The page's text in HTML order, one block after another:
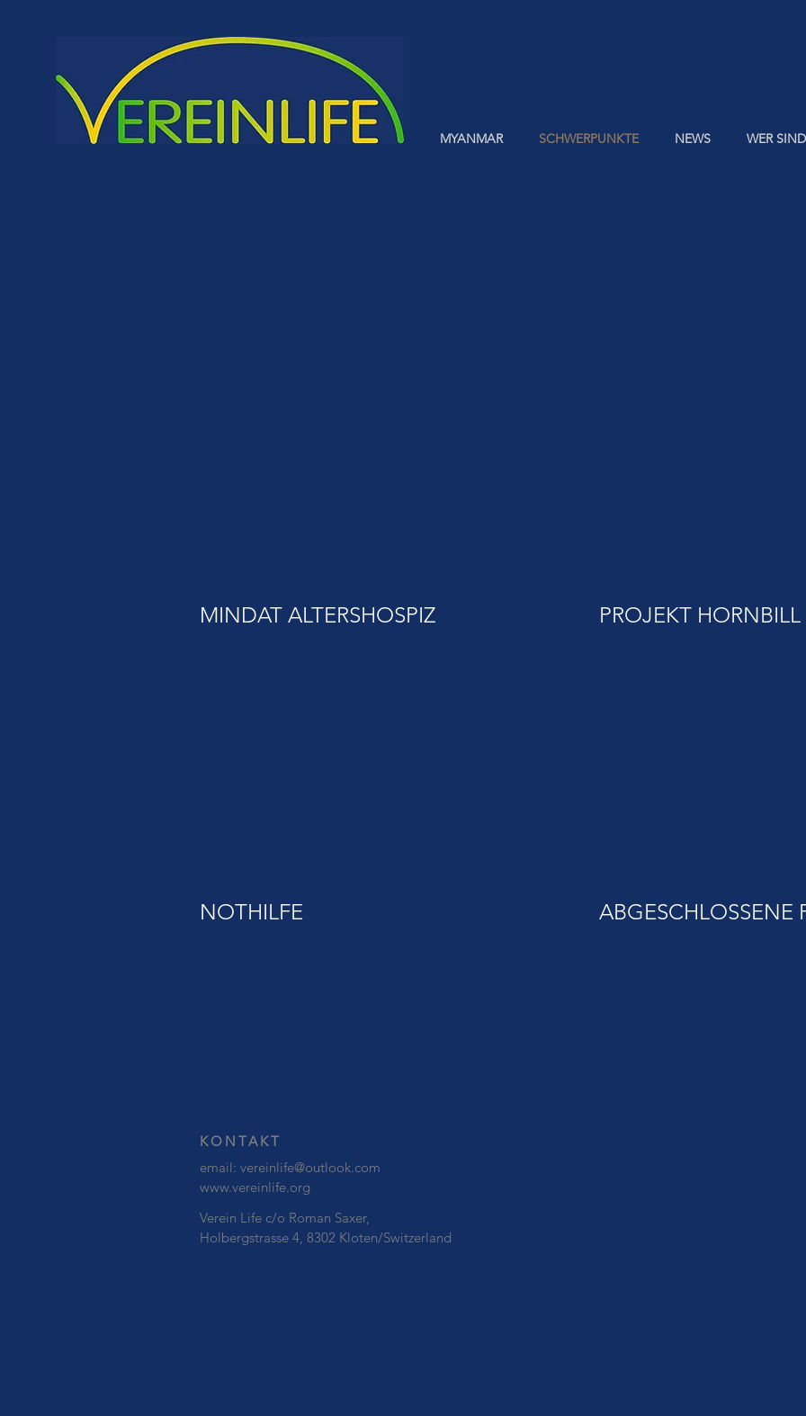
MYANMAR SCHWERPUNKTE NEWS WER
MINDAT ALTERSHOSPIZ
NOTHILFE ABGESCHLOSSENE
PROJEKT HORNBILL
KONTAKT
email: vereinlife@outlook.com
www.vereinlife.org
Verein Life c/o Roman Saxer,
Holbergstrasse 4, 8302 Kloten/Switzerland